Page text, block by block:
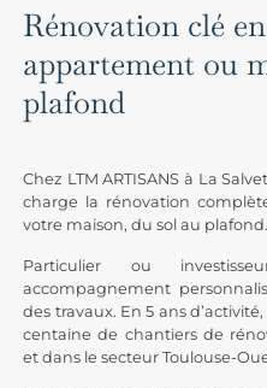
Rénovation clé
appartement ou
plafond
Chez LTM ARTISANS à La
charge la rénovation
votre maison, du sol au plafond.
Particulier ou
accompagnement
des travaux. En 5 ans
centaine de chantiers de
et dans le secteur Toulouse-